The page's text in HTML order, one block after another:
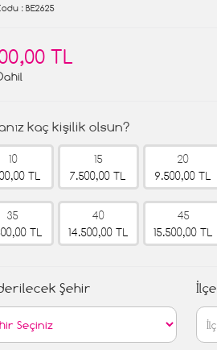
: BE2625
TL
kaç kişilik olsun?
10
TL
15
7.500,00 TL
20
9.500,00 TL
35
TL
40
14.500,00 TL
45
15.500,00 TL
Şehir İlçe